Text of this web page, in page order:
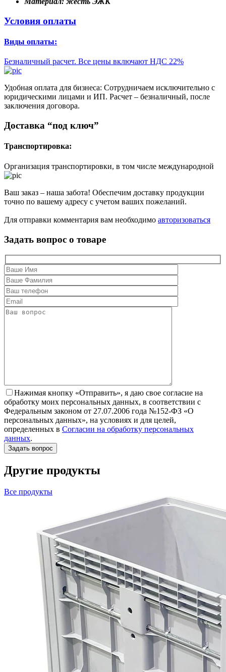
Условия оплаты
Виды оплаты:
Безналичный расчет. Все цены включают НДС 22%
Удобная оплата для бизнеса: Сотрудничаем исключительно с
юридическими лицами и ИП. Расчет – безналичный, после
заключения договора.
Доставка “под ключ”
Транспортировка:
Организация транспортировки, в том числе международной
Ваш заказ – наша забота! Обеспечим доставку продукции
точно по вашему адресу с учетом ваших пожеланий.
Для отправки комментария вам необходимо авторизоваться
Задать вопрос о товаре
Нажимая кнопку «Отправить», я даю свое согласие на
обработку моих персональных данных, в соответствии с
Федеральным законом от 27.07.2006 года №152-ФЗ «О
персональных данных», на условиях и для целей,
определенных в Согласии на обработку персональных
данных.
Другие продукты
Все продукты